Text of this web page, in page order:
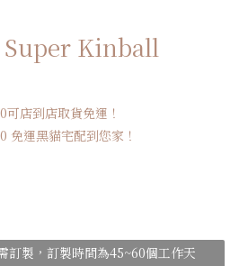
Kinball
店到店取貨免運！
免運黑貓宅配到您家！
訂製，訂製時間為45~60個工作天